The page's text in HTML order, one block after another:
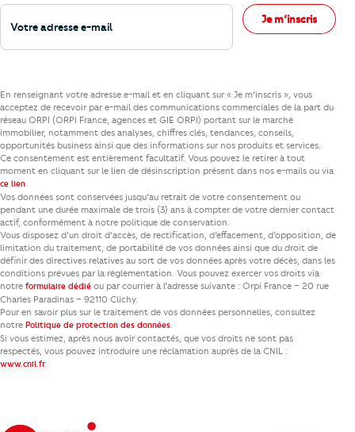
Votre adresse e-mail
Je m’inscris
En renseignant votre adresse e-mail et en cliquant sur « Je m’inscris », vous
acceptez de recevoir par e-mail des communications commerciales de la part du
réseau ORPI (ORPI France, agences et GIE ORPI) portant sur le marché
immobilier, notamment des analyses, chiffres clés, tendances, conseils,
opportunités business ainsi que des informations sur nos produits et services.
Ce consentement est entièrement facultatif. Vous pouvez le retirer à tout
moment en cliquant sur le lien de désinscription présent dans nos e-mails ou via
ce lien.
Vos données sont conservées jusqu’au retrait de votre consentement ou
pendant une durée maximale de trois (3) ans à compter de votre dernier contact
actif, conformément à notre politique de conservation.
Vous disposez d’un droit d’accès, de rectification, d’effacement, d’opposition, de
limitation du traitement, de portabilité de vos données ainsi que du droit de
définir des directives relatives au sort de vos données après votre décès, dans les
conditions prévues par la réglementation. Vous pouvez exercer vos droits via
notre formulaire dédié ou par courrier à l’adresse suivante : Orpi France – 20 rue
Charles Paradinas – 92110 Clichy.
Pour en savoir plus sur le traitement de vos données personnelles, consultez
notre Politique de protection des données.
Si vous estimez, après nous avoir contactés, que vos droits ne sont pas
respectés, vous pouvez introduire une réclamation auprès de la CNIL :
www.cnil.fr.